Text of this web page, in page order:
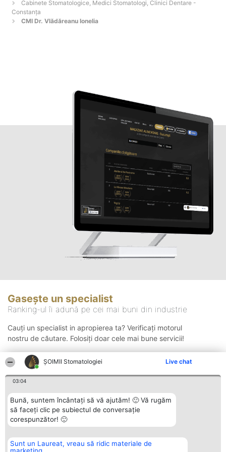
ȘOIMII Stomatologiei Live chat
03:04
Bună, suntem încântați să vă ajutăm! 🙂 Vă rugăm
să faceți clic pe subiectul de conversație
corespunzător! 🙂
Sunt un Laureat, vreau să ridic materiale de
Cabinete Stomatologice, Medici Stomatologi, Clinici Dentare -
Constanţa
CMI Dr. Vlădăreanu Ionelia
Gasește un specialist
Ranking-ul îi adună pe cei mai buni din industrie
Cauți un specialist in apropierea ta? Verificați motorul
nostru de căutare. Folosiți doar cele mai bune servicii!
Organizator Ranking Plebiscyt Contact